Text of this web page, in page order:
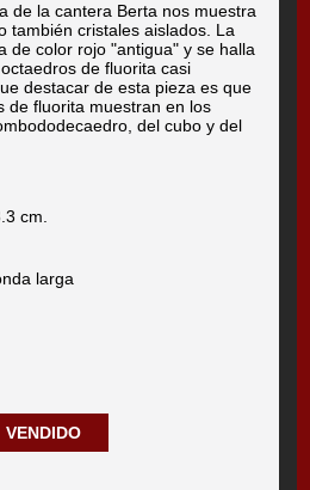
de la cantera Berta nos muestra
también cristales aislados. La
de color rojo "antigua" y se halla
de fluorita casi
destacar de esta pieza es que
de fluorita muestran en los
del cubo y del
cm.
larga
VENDIDO